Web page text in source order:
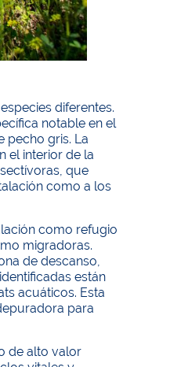
diferentes.
notable en el
pecho gris. La
el interior de la
que
como a los
como refugio
migradoras.
de descanso,
están
acuáticos. Esta
para
de alto valor